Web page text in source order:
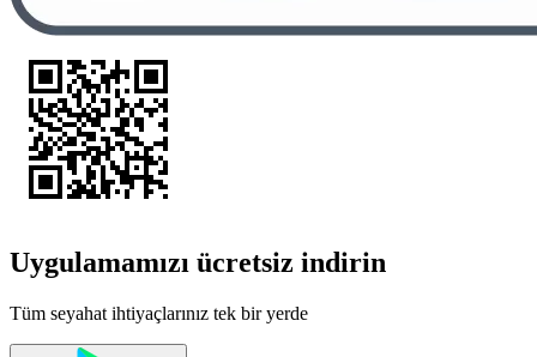
Uygulamamızı ücretsiz indirin
Tüm seyahat ihtiyaçlarınız tek bir yerde